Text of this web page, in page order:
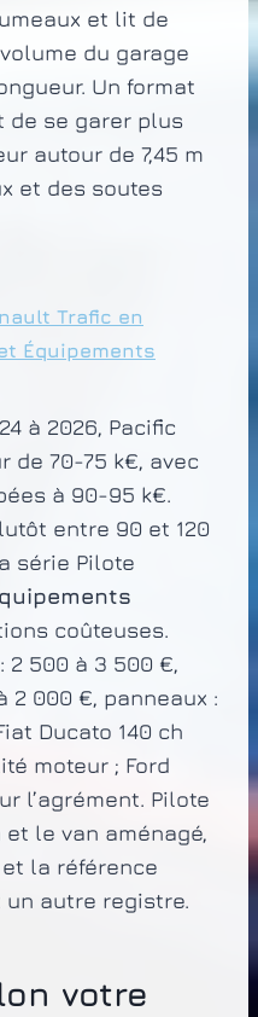
et lit de
du garage
Un format
de se garer plus
autour de 7,45 m
et des soutes
Trafic en
Équipements
à 2026, Pacific
de 70-75 k€, avec
à 90-95 k€.
entre 90 et 120
série Pilote
coûteuses.
2 500 à 3 500 €,
2 000 €, panneaux :
Ducato 140 ch
moteur ; Ford
l’agrément. Pilote
le van aménagé,
la référence
un autre registre.
votre